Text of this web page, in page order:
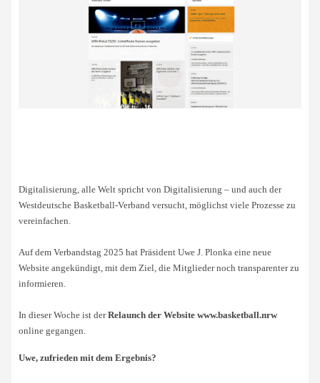
Digitalisierung, alle Welt spricht von Digitalisierung – und auch der
Westdeutsche Basketball-Verband versucht, möglichst viele Prozesse zu
vereinfachen.
Auf dem Verbandstag 2025 hat Präsident Uwe J. Plonka eine neue
Website angekündigt, mit dem Ziel, die Mitglieder noch transparenter zu
informieren.
In dieser Woche ist derRelaunch der Website www.basketball.nrw
online gegangen.
Uwe, zufrieden mit dem Ergebnis?